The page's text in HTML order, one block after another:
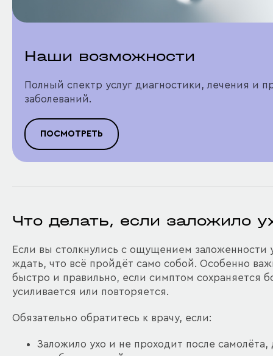
Наши возможности
Полный спектр услуг диагностики, лечения и
заболеваний.
ПОСМОТРЕТЬ
Что делать, если заложило
Если вы столкнулись с ощущением заложенности
ждать, что всё пройдёт само собой. Особенно
быстро и правильно, если симптом сохраняется
усиливается или повторяется.
Обязательно обратитесь к врачу, если:
Заложило ухо и не проходит после